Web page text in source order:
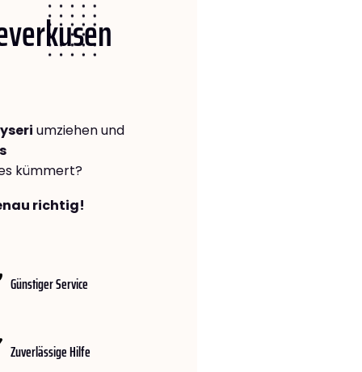
umziehen und
kümmert?
richtig!
Günstiger Service
Zuverlässige Hilfe